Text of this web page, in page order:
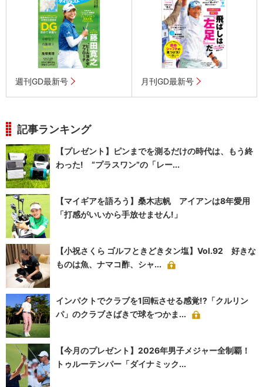
週刊GD最新号 月刊GD最新号
記事ランキング
【プレゼント】ピンまでを測るだけの時代は、もう終
わった! “プラスワン”の「レー...
【マイギアを語ろう】桑木志帆 アイアンは8年愛用
「打感がいいから手放せません!」
【小祝さくら ゴルフときどきタン塩】Vol.92 好きな
ものは魚、ナマコ酢、シャ...
インパクトでクラブを1回転させる感覚!?「クルリン
パ」のクラブさばきで球をつかま...
【今月のプレゼント】2026年男子メジャー全制覇！
トゥルーテンパー「ダイナミック...